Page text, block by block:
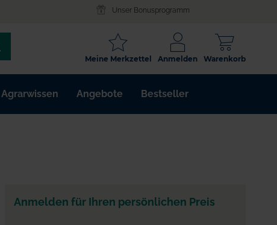
Unser Bonusprogramm
/
ARTIKELNR.
/
Warenkorb
Anmelden
Meine Merkzettel
Agrarwissen Angebote Bestseller
Anmelden für Ihren persönlichen Preis